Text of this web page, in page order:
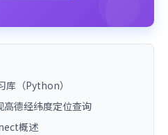
库（Python）
高德经纬度定位查询
概述